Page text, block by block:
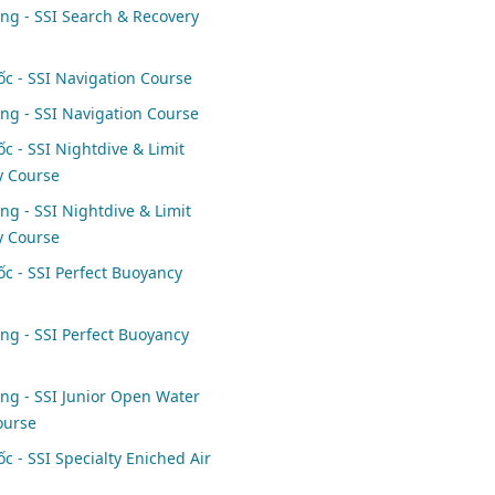
- SSI Search & Recovery
- SSI Navigation Course
- SSI Navigation Course
- SSI Nightdive & Limit
Course
- SSI Nightdive & Limit
Course
- SSI Perfect Buoyancy
- SSI Perfect Buoyancy
- SSI Junior Open Water
- SSI Specialty Eniched Air